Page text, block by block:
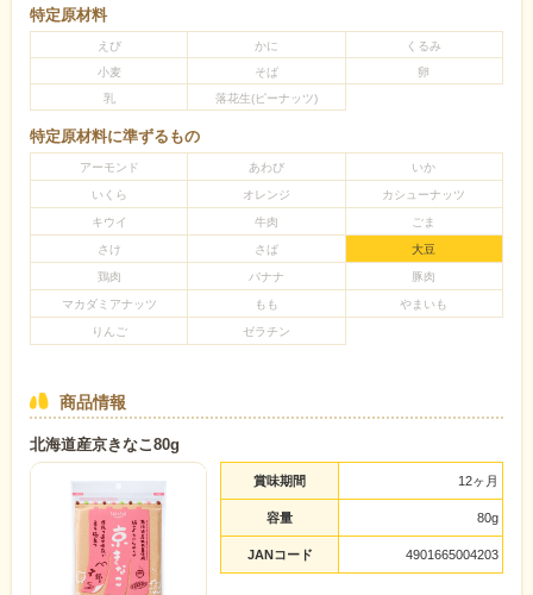
特定原材料
えび かに
くるみ
小麦
そば
卵
乳
落花生(ピーナッツ)
特定原材料に準ずるもの
アーモンド あわび いか
いくら オレンジ カシューナッツ
キウイ 牛肉 ごま
さけ さば 大豆
鶏肉 バナナ 豚肉
マカダミアナッツ もも やまいも
りんご ゼラチン
商品情報
北海道産京きなこ80g
賞味期間 12ヶ月
容量 80g
JANコード 4901665004203